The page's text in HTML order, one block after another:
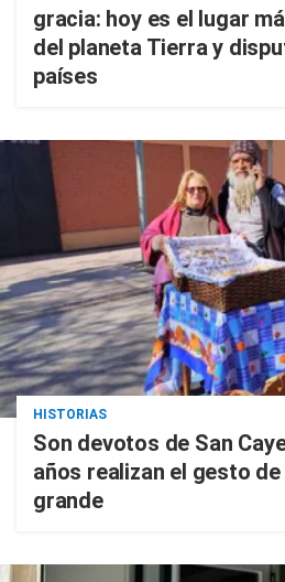
gracia: hoy es el lugar
del planeta Tierra y
países
HISTORIAS
Son devotos de San
años realizan el gesto
grande